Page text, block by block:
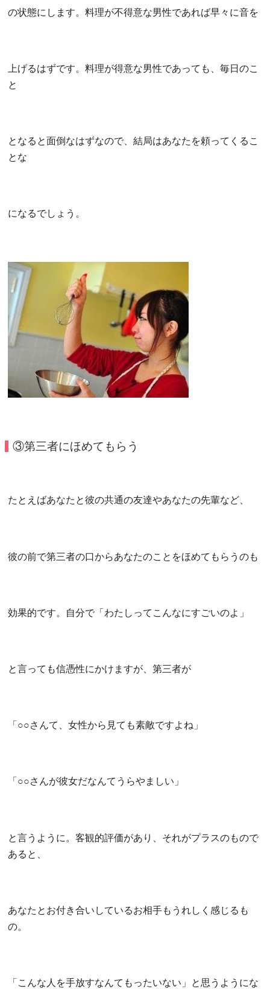
の状態にします。料理が不得意な男性であれば早々に音を
上げるはずです。料理が得意な男性であっても、毎日のこ
と
となると面倒なはずなので、結局はあなたを頼ってくるこ
とな
になるでしょう。
③第三者にほめてもらう
たとえばあなたと彼の共通の友達やあなたの先輩など、
彼の前で第三者の口からあなたのことをほめてもらうのも
効果的です。自分で「わたしってこんなにすごいのよ」
と言っても信憑性にかけますが、第三者が
「○○さんて、女性から見ても素敵ですよね」
「○○さんが彼女だなんてうらやましい」
と言うように。客観的評価があり、それがプラスのもので
あると、
あなたとお付き合いしているお相手もうれしく感じるも
の。
「こんな人を手放すなんてもったいない」と思うようにな